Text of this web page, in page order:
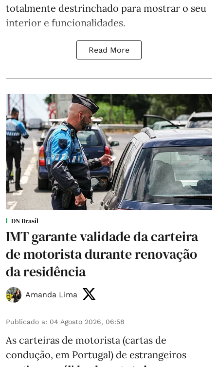
totalmente destrinchado para mostrar o seu
interior e funcionalidades.
Read More
DN Brasil
IMT garante validade da carteira
de motorista durante renovação
da residência
Amanda Lima
Publicado a: 04 Agosto 2026, 06:58
As carteiras de motorista (cartas de
condução, em Portugal) de estrangeiros